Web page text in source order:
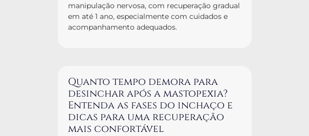
manipulação nervosa, com recuperação gradual
em até 1 ano, especialmente com cuidados e
acompanhamento adequados.
Quanto tempo demora para
desinchar após a mastopexia?
Entenda as fases do inchaço e
dicas para uma recuperação
mais confortável